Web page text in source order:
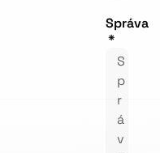
Správa